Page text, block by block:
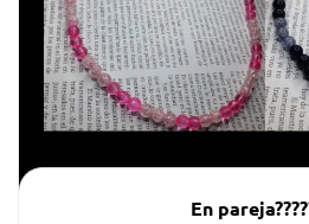
En